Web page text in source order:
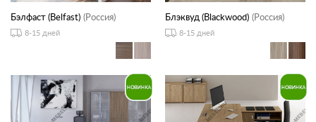
Бэлфаст (Belfast) (Россия)
8-15 дней
Блэквуд (Blackwood) (Россия)
8-15 дней